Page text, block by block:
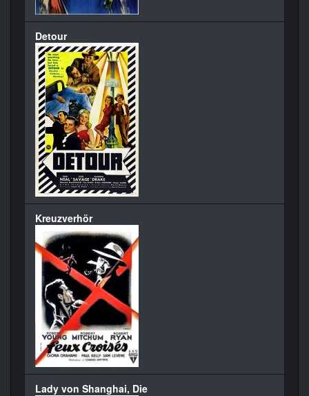
Detour
Kreuzverhör
Lady von Shanghai, Die